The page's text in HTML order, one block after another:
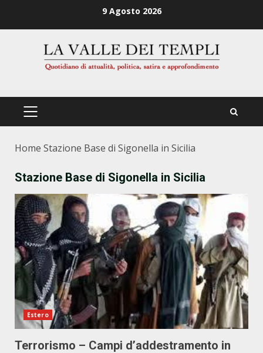
9 Agosto 2026
PRIMÄRES
Home Stazione Base di Sigonella in Sicilia
Stazione Base di Sigonella in Sicilia
Estero
Terrorismo – Campi d’addestramento in